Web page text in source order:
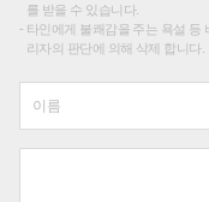
를 받을 수 있습니다.
타인에게 불쾌감을 주는 욕설 등
리자의 판단에 의해 삭제 합니다.